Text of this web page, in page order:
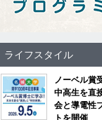
ライフスタイル
ノーベル賞
中高生を直
会と導電性
トを開催